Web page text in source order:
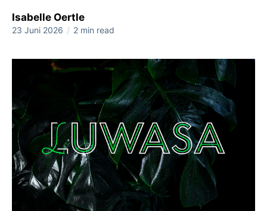
Isabelle Oertle
23 Juni 2026 / 2 min read